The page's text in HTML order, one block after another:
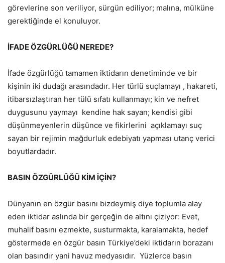
görevlerine son veriliyor, sürgün ediliyor; malına, mülküne
gerektiğinde el konuluyor.
İFADE ÖZGÜRLÜĞÜ NEREDE?
İfade özgürlüğü tamamen iktidarın denetiminde ve bir
kişinin iki dudağı arasındadır. Her türlü suçlamayı , hakareti,
itibarsızlaştıran her tülü sıfatı kullanmayı; kin ve nefret
duygusunu yaymayı kendine hak sayan; kendisi gibi
düşünmeyenlerin düşünce ve fikirlerini açıklamayı suç
sayan bir rejimin mağdurluk edebiyatı yapması utanç verici
boyutlardadır.
BASIN ÖZGÜRLÜĞÜ KİM İÇİN?
Dünyanın en özgür basını bizdeymiş diye toplumla alay
eden iktidar aslında bir gerçeğin de altını çiziyor: Evet,
muhalif basını ezmekte, susturmakta, karalamakta, hedef
göstermede en özgür basın Türkiye’deki iktidarın borazanı
olan basındır yani havuz medyasıdır. Yüzlerce basın